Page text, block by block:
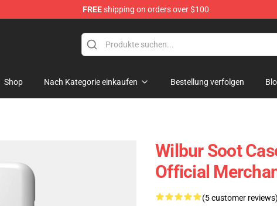
FREEshipping on orders over $100
Shop Nach Kategorie einkaufen Bestellung verfolgen
Wilbur Soot
Official
(5 customer reviews)